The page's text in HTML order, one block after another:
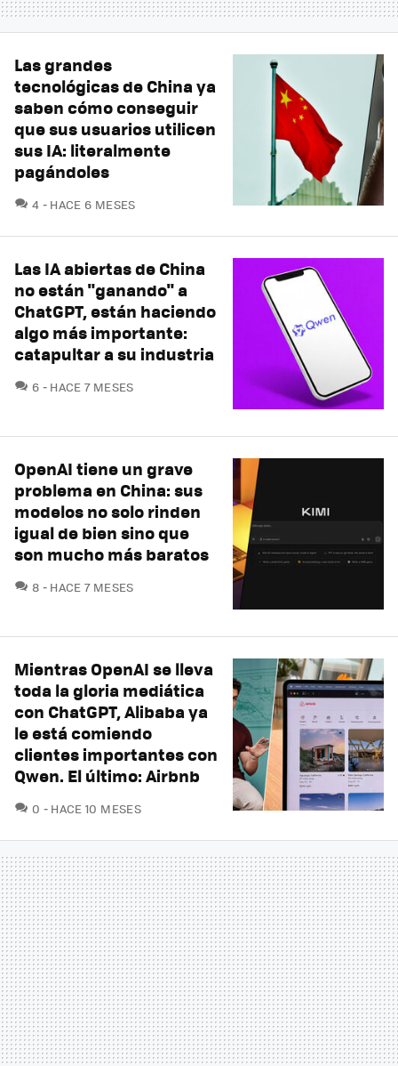
Las grandes
tecnológicas de China ya
saben cómo conseguir
que sus usuarios utilicen
sus IA: literalmente
pagándoles
4 COMENTARIOS
HACE 6 MESES
Las IA abiertas de China
no están "ganando" a
ChatGPT, están haciendo
algo más importante:
catapultar a su industria
6 COMENTARIOS
HACE 7 MESES
OpenAI tiene un grave
problema en China: sus
modelos no solo rinden
igual de bien sino que
son mucho más baratos
8 COMENTARIOS
HACE 7 MESES
Mientras OpenAI se lleva
toda la gloria mediática
con ChatGPT, Alibaba ya
le está comiendo
clientes importantes con
Qwen. El último: Airbnb
0 COMENTARIOS
HACE 10 MESES